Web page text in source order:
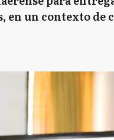
en un contexto